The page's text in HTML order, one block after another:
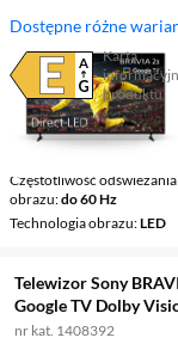
Dostępne różne
Karta
produktu
Plik w
(otworzy
Ekran 43 ", 4K UHD /
2160
Częstotliwość odświeżania
obrazu do 60 Hz
Technologia obrazu LED
Telewizor Sony
Google TV Dolby
nr kat. 1408392